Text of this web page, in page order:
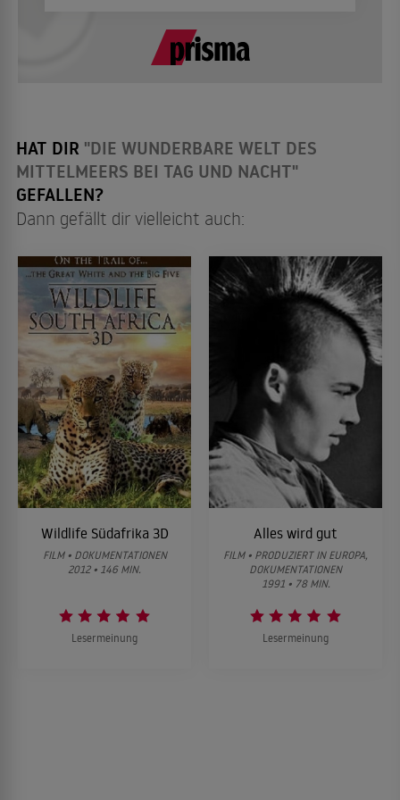
HAT DIR "DIE WUNDERBARE WELT DES
MITTELMEERS BEI TAG UND NACHT"
GEFALLEN?
Dann gefällt dir vielleicht auch:
Wildlife Südafrika 3D
FILM • DOKUMENTATIONEN
2012 • 146 MIN.
Lesermeinung
Alles wird gut
FILM • PRODUZIERT IN EUROPA,
DOKUMENTATIONEN
1991 • 78 MIN.
Lesermeinung